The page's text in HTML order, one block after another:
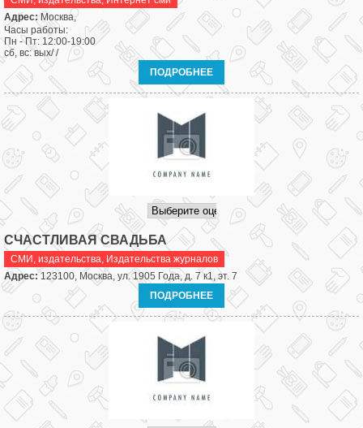
Адрес:Москва,
Часы работы:
Пн - Пт: 12:00-19:00
сб, вс: вых/ /
ПОДРОБНЕЕ
СЧАСТЛИВАЯ СВАДЬБА
СМИ, издательства, Издательства журналов
Адрес:123100, Москва, ул. 1905 Года, д. 7 к1, эт. 7
ПОДРОБНЕЕ